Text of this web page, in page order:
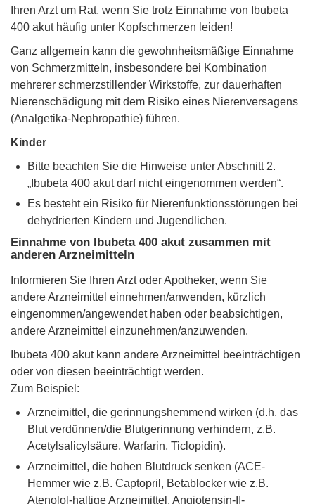
Ihren Arzt um Rat, wenn Sie trotz Einnahme von Ibubeta
400 akut häufig unter Kopfschmerzen leiden!
Ganz allgemein kann die gewohnheitsmäßige Einnahme
von Schmerzmitteln, insbesondere bei Kombination
mehrerer schmerzstillender Wirkstoffe, zur dauerhaften
Nierenschädigung mit dem Risiko eines Nierenversagens
(Analgetika-Nephropathie) führen.
Kinder
Bitte beachten Sie die Hinweise unter Abschnitt 2.
„Ibubeta 400 akut darf nicht eingenommen werden“.
Es besteht ein Risiko für Nierenfunktionsstörungen bei
dehydrierten Kindern und Jugendlichen.
Einnahme von Ibubeta 400 akut zusammen mit
anderen Arzneimitteln
Informieren Sie Ihren Arzt oder Apotheker, wenn Sie
andere Arzneimittel einnehmen/anwenden, kürzlich
eingenommen/angewendet haben oder beabsichtigen,
andere Arzneimittel einzunehmen/anzuwenden.
Ibubeta 400 akut kann andere Arzneimittel beeinträchtigen
oder von diesen beeinträchtigt werden.
Zum Beispiel:
Arzneimittel, die gerinnungshemmend wirken (d.h. das
Blut verdünnen/die Blutgerinnung verhindern, z.B.
Acetylsalicylsäure, Warfarin, Ticlopidin).
Arzneimittel, die hohen Blutdruck senken (ACE-
Hemmer wie z.B. Captopril, Betablocker wie z.B.
Atenolol-haltige Arzneimittel, Angiotensin-II-